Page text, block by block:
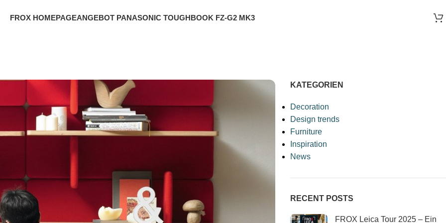
FROX HOMEPAGEANGEBOT PANASONIC TOUGHBOOK FZ-G2 MK3
KATEGORIEN
Decoration
Design trends
Furniture
Inspiration
News
RECENT POSTS
FROX Leica Tour 2025 – Ein